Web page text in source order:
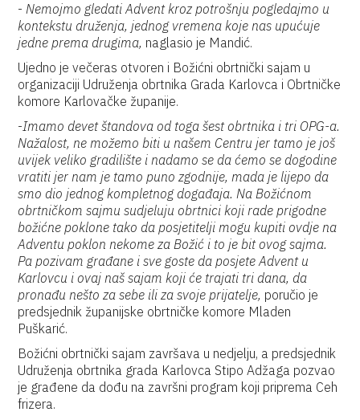
-Nemojmo gledati Advent kroz potrošnju pogledajmo u
kontekstu druženja, jednog vremena koje nas upućuje
jedne prema drugima, naglasio je Mandić.
Ujedno je večeras otvoren i Božićni obrtnički sajam u
organizaciji Udruženja obrtnika Grada Karlovca i Obrtničke
komore Karlovačke županije.
-Imamo devet štandova od toga šest obrtnika i tri OPG-a.
Nažalost, ne možemo biti u našem Centru jer tamo je još
uvijek veliko gradilište i nadamo se da ćemo se dogodine
vratiti jer nam je tamo puno zgodnije, mada je lijepo da
smo dio jednog kompletnog događaja. Na Božićnom
obrtničkom sajmu sudjeluju obrtnici koji rade prigodne
božićne poklone tako da posjetitelji mogu kupiti ovdje na
Adventu poklon nekome za Božić i to je bit ovog sajma.
Pa pozivam građane i sve goste da posjete Advent u
Karlovcu i ovaj naš sajam koji će trajati tri dana, da
pronađu nešto za sebe ili za svoje prijatelje, poručio je
predsjednik županijske obrtničke komore Mladen
Puškarić.
Božićni obrtnički sajam završava u nedjelju, a predsjednik
Udruženja obrtnika grada Karlovca Stipo Adžaga pozvao
je građene da dođu na završni program koji priprema Ceh
frizera.